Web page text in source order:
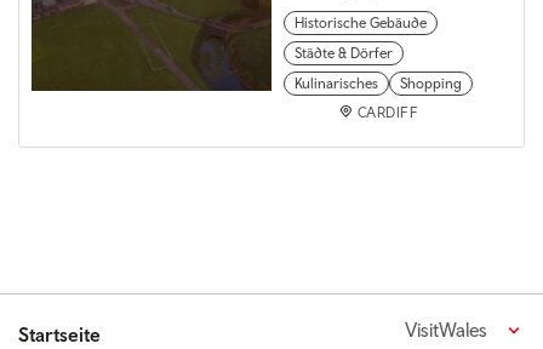
Historische Gebäude
Städte & Dörfer
Kulinarisches
Shopping
CARDIFF
Startseite VisitWales